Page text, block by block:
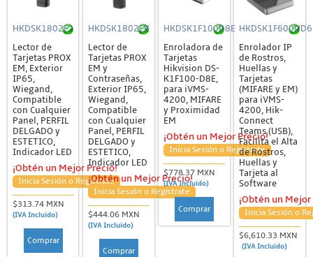
HKDSK1802E
Lector de
Tarjetas PROX
EM, Exterior
IP65,
Wiegand,
Compatible
con Cualquier
Panel, PERFIL
DELGADO y
ESTETICO,
Indicador LED
¡Obtén un Mejor Precio!
Inicia Sesión o Regístrate
$313.74 MXN
(IVA Incluido)
Comprar
HKDSK1802EK
Lector de
Tarjetas PROX
EM y
Contraseñas,
Exterior IP65,
Wiegand,
Compatible
con Cualquier
Panel, PERFIL
DELGADO y
ESTETICO,
Indicador LED
¡Obtén un Mejor Precio!
Inicia Sesión o Regístrate
$444.06 MXN
(IVA Incluido)
Comprar
HKDSK1F100D8E
Enroladora de
Tarjetas
Hikvision DS-
K1F100-D8E,
para iVMS-
4200, MIFARE
y Proximidad
EM
¡Obtén un Mejor Precio!
Inicia Sesión o Regístrate
$778.37 MXN
(IVA Incluido)
Comprar
Enrolador IP
de Rostros,
Huellas y
Tarjetas
(MIFARE y EM)
para iVMS-
4200, Hik-
Connect
Teams (USB),
Facilita el Alta
de Rostros,
Huellas y
Tarjeta al
Software
¡Obtén un
Inicia Sesión o
$6,610.33 MXN
(IVA Incluido)